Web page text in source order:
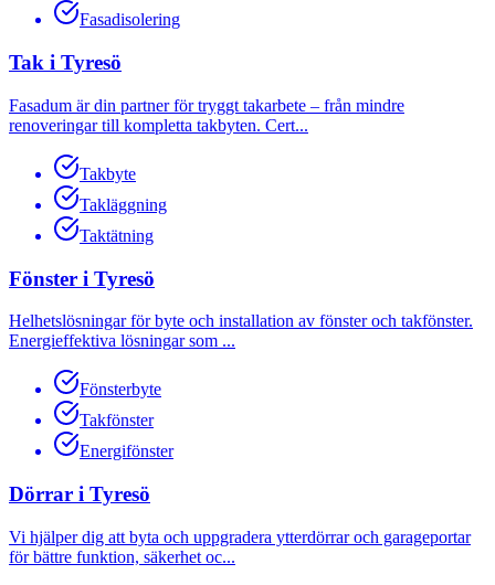
Fasadisolering
Tak i Tyresö
Fasadum är din partner för tryggt takarbete – från mindre
renoveringar till kompletta takbyten. Cert...
Takbyte
Takläggning
Taktätning
Fönster i Tyresö
Helhetslösningar för byte och installation av fönster och takfönster.
Energieffektiva lösningar som ...
Fönsterbyte
Takfönster
Energifönster
Dörrar i Tyresö
Vi hjälper dig att byta och uppgradera ytterdörrar och garageportar
för bättre funktion, säkerhet oc...